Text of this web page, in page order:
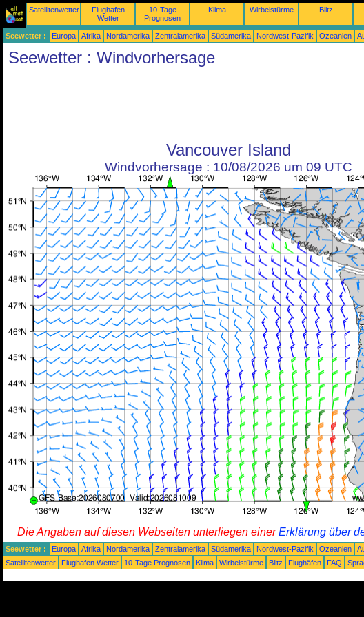
Satellitenwetter
Flughafen
Wetter
10-Tage
Prognosen
Klima Wirbelstürme Blitz
Seewetter : Europa Afrika Nordamerika Zentralamerika Südamerika Nordwest-Pazifik Ozeanien
Seewetter : Windvorhersage
Vancouver Island
Windvorhersage : 10/08/2026 um 09 UTC
Die Angaben auf diesen Webseiten unterliegen einerErklärung über
Seewetter : Europa Afrika Nordamerika Zentralamerika Südamerika Nordwest-Pazifik Ozeanien
Satellitenwetter
Flughafen Wetter 10-Tage Prognosen Klima Wirbelstürme Blitz Flughäfen FAQ